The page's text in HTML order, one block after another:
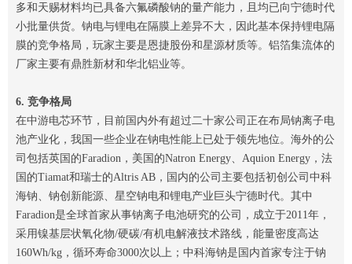
多和天赐材料均已具备六氟磷酸钠的量产能力，且均已向宁德时代
小批量供货。钠电与锂电在隔膜上差异不大，因此基本保持锂电隔
膜的竞争格局，玩家主要是恩捷股份和星源材质等。铝箔集流体的
厂家主要有鼎胜新材和华北铝业等。
6. 竞争格局
在中游电芯环节，目前国内外有超过二十家公司正在布局钠离子电
池产业化，我国一些企业在钠电性能上已处于领先地位。海外的公
司包括英国的Faradion，美国的Natron Energy、Aquion Energy，法
国的Tiamat和瑞士的Altris AB，国内的公司主要包括初创公司中科
海钠、钠创新能源、星空钠电和锂电产业巨头宁德时代。其中
Faradion是全球首家从事钠离子电池研究的公司，成立于2011年，
采用镍基层状氧化物/硬碳/有机电解液技术路线，能量密度高达
160Wh/kg，循环寿命3000次以上；中科海钠是国内首家专注于钠